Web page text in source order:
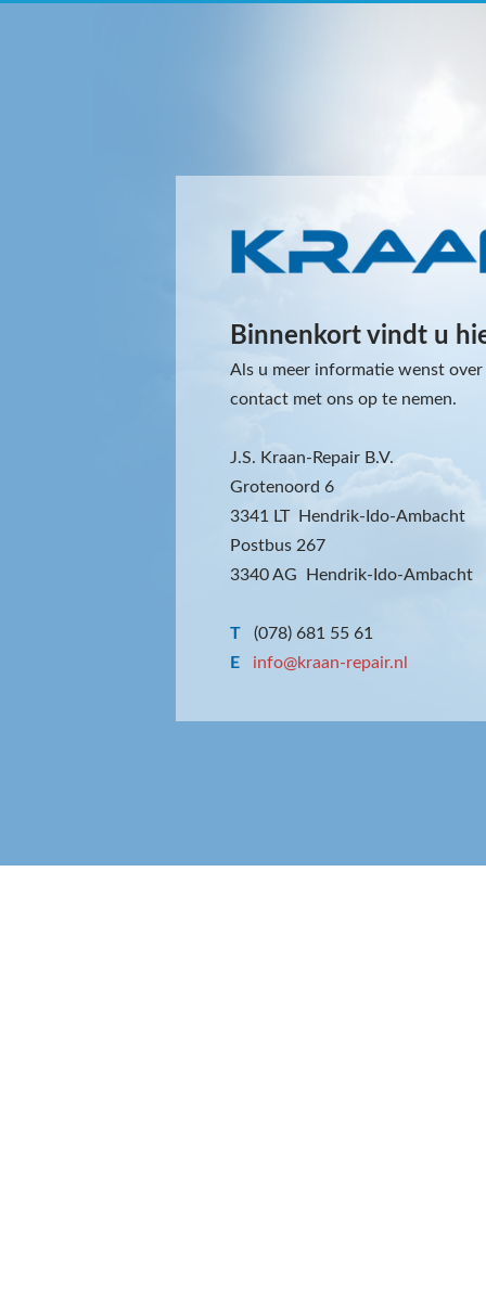
Binnenkort vindt u
Als u meer informatie wenst
contact met ons op te nemen.
J.S. Kraan-Repair B.V.
Grotenoord 6
3341 LT Hendrik-Ido-Ambacht
Postbus 267
3340 AG Hendrik-Ido-Ambacht
T
(078) 681 55 61
E
info@kraan-repair.nl